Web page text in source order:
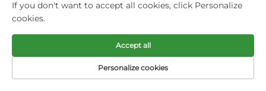
Suzhou Polytec Machine Co LTD toimittaa
kierrätysjärjestelmiä. Edistynyt teknologiamme
ja asiantunteva palvelumme optimoivat
If you don't want to accept all cookies, click Personalize
cookies.
Personalize cookies
Accept all